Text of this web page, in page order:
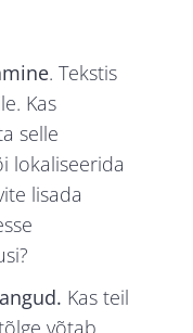
. Tekstis
Kas
selle
lokaliseerida
lisada
Kas teil
võtab